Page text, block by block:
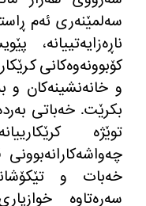
سەلمێنەری ئەم
ناڕەزایەتییانە،
کۆبوونەوەکانی
و خانەنشینەکان و
بکرێت. خەباتی
توێژە
خەبات و
سەرەتاوە